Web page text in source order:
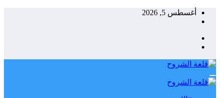
أغسطس 5, 2026